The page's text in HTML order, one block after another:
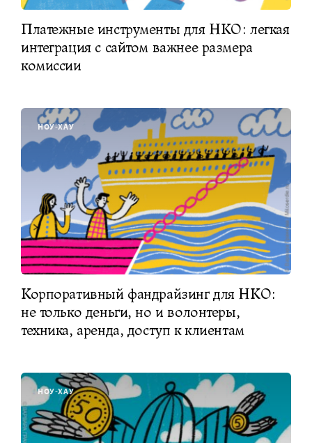
Платежные инструменты для НКО: легкая
интеграция с сайтом важнее размера
комиссии
НОУ-ХАУ
Корпоративный фандрайзинг для НКО:
не только деньги, но и волонтеры,
техника, аренда, доступ к клиентам
НОУ-ХАУ